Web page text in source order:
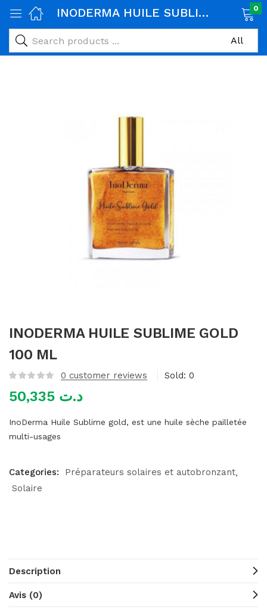
INODERMA HUILE SUBLIME GOLD 100 ML 0
INODERMA HUILE SUBLIME GOLD
100 ML
0 customer reviews Sold: 0
د.ت
InoDerma Huile Sublime gold, est une huile sèche pailletée
multi-usages
Categories:
Préparateurs solaires et autobronzant
Solaire
Description
Avis (0)